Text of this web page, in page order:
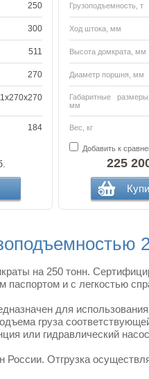
250
300
511
270
184
Грузоподъемность, т
Ход штока, мм
Высота домкрата, мм
Диаметр поршня, мм
Габаритные размеры,
мм
Вес, кг
Добавить к
225
на 250 тонн.
и с легкостью
для
груза
или гидравлический
Отгрузка